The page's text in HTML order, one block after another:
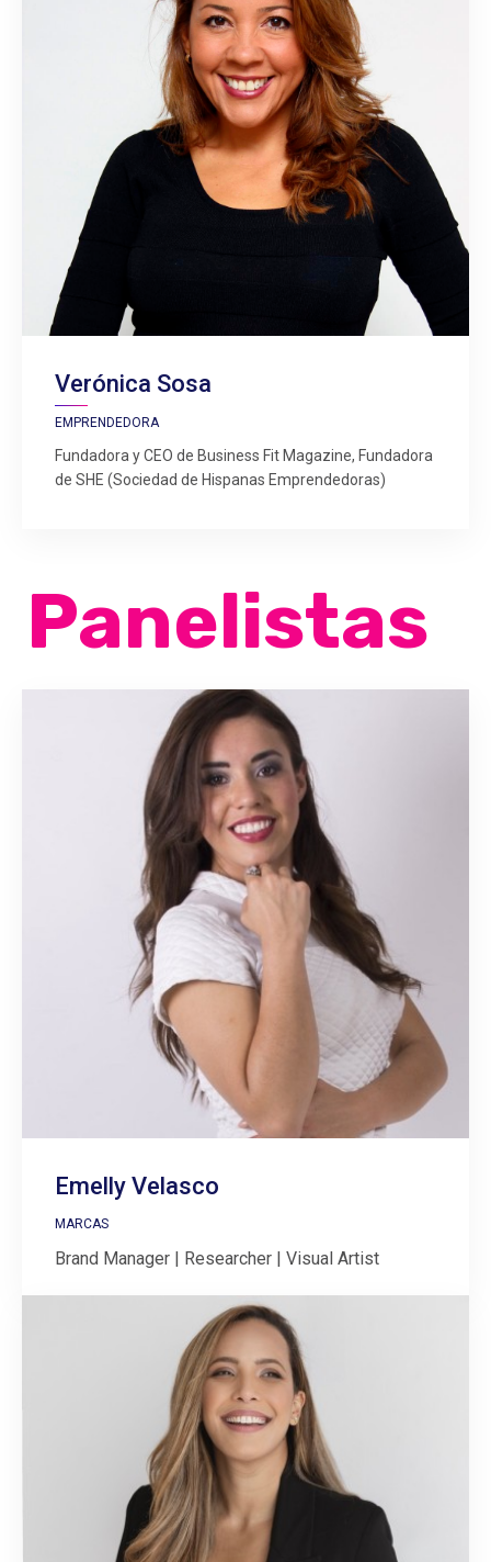
Verónica Sosa
EMPRENDEDORA
Fundadora y CEO de Business Fit Magazine, Fundadora
de SHE (Sociedad de Hispanas Emprendedoras)
Panelistas
Emelly Velasco
MARCAS
Brand Manager | Researcher | Visual Artist